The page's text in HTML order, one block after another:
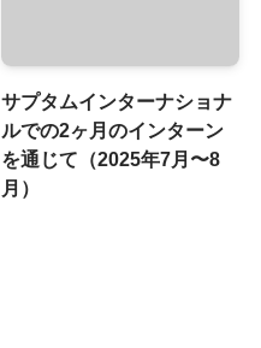
サプタムインターナショナ
ルでの2ヶ月のインターン
を通じて（2025年7月〜8
月）